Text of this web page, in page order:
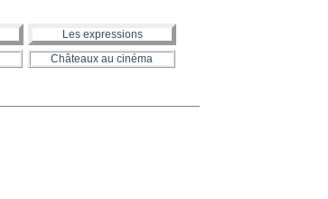
Les expressions
Châteaux au cinéma